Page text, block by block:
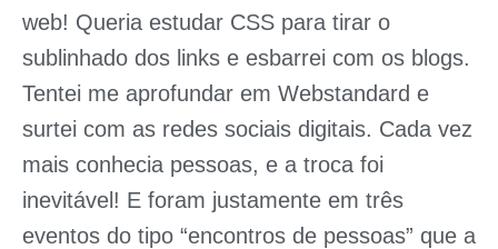
web! Queria estudar CSS para tirar o
sublinhado dos links e esbarrei com os blogs.
Tentei me aprofundar em Webstandard e
surtei com as redes sociais digitais. Cada vez
mais conhecia pessoas, e a troca foi
inevitável! E foram justamente em três
eventos do tipo “encontros de pessoas” que a